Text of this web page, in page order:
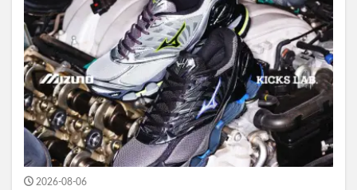
2026-08-06